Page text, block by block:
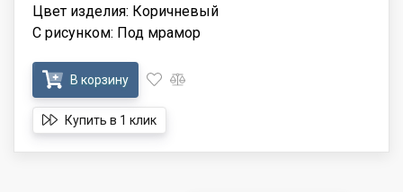
Цвет изделия: Коричневый
С рисунком: Под мрамор
В корзину
Купить в 1 клик